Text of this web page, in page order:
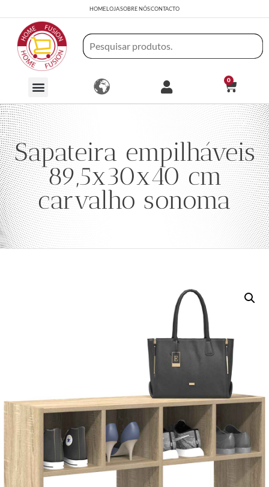
HOMELOJASOBRE NÓSCONTACTO
0
Sapateira empilháveis
89,5x30x40 cm
carvalho sonoma